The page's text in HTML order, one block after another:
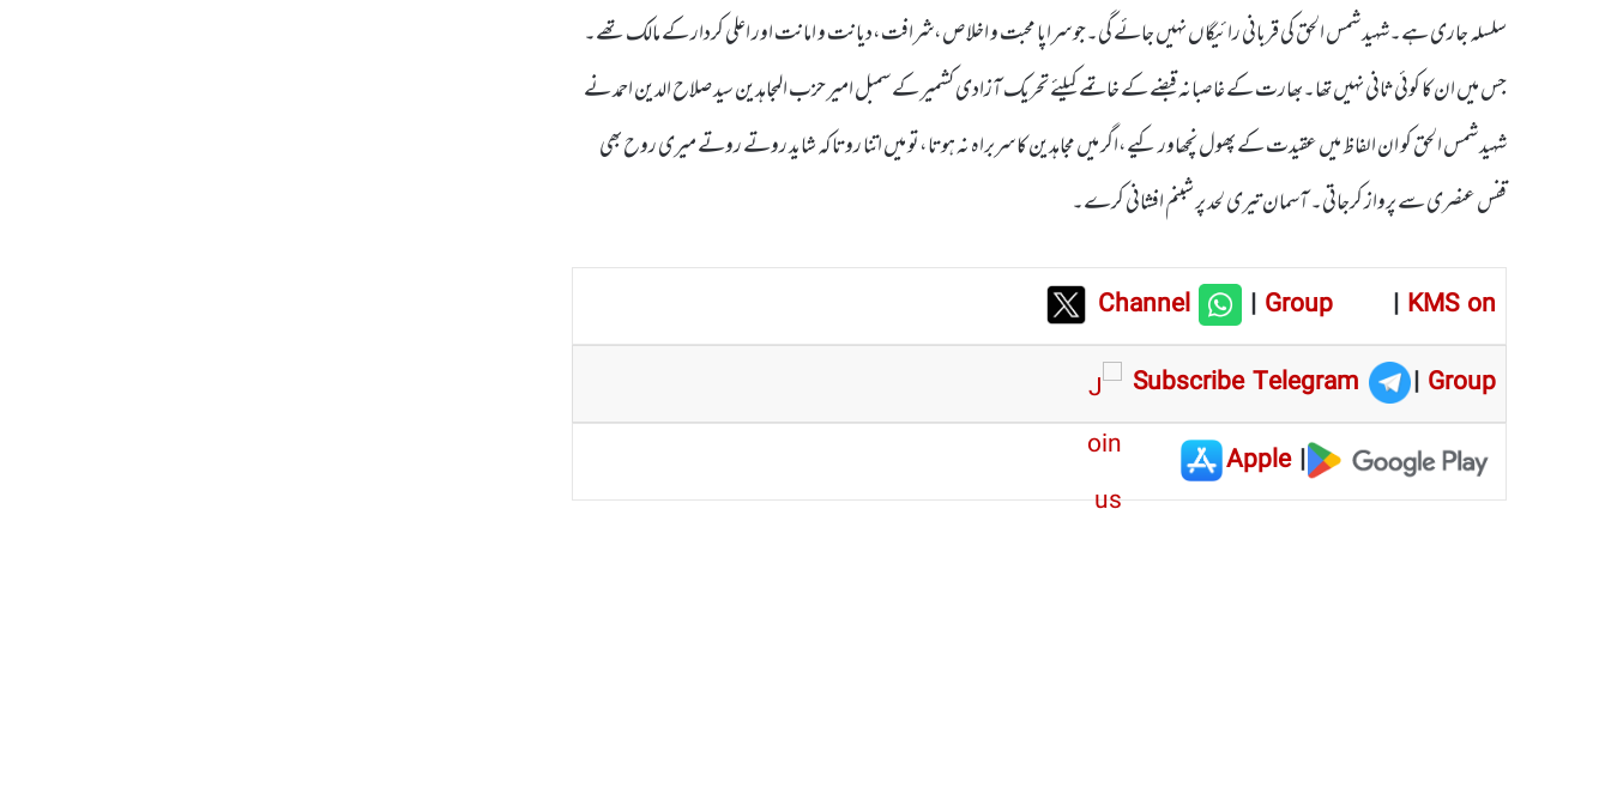
سلسلہ جاری ہے۔شہید شمس الحق کی قربانی رائیگاں نہیں جائے گی۔جو سراپا محبت و اخلاص،شرافت،دیانت و امانت اور اعلی کردار کے مالک تھے۔
جس میں ان کا کوئی ثانی نہیں تھا۔بھارت کے غاصبانہ قبضے کے خاتمے کیلئے تحریک آزادی کشمیر کے سمبل امیر حزب المجاہدین سید صلاح الدین احمد نے
شہید شمس الحق کو ان الفاظ میں عقیدت کے پھول نچھاور کیے،اگر میں مجاہدین کا سربراہ نہ ہوتا،تو میں اتنا روتا کہ شاید روتے روتے میری روح بھی
قفس عنصری سے پرواز کرجاتی۔ آسمان تیری لحد پر شبنم افشانی کرے۔
Channel |Group | KMS on
Subscribe Telegram
| Group
|
Apple